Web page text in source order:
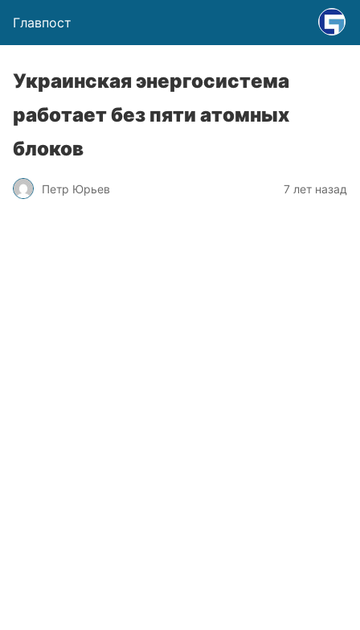
Главпост
Украинская энергосистема
работает без пяти атомных
блоков
Петр Юрьев 7 лет назад